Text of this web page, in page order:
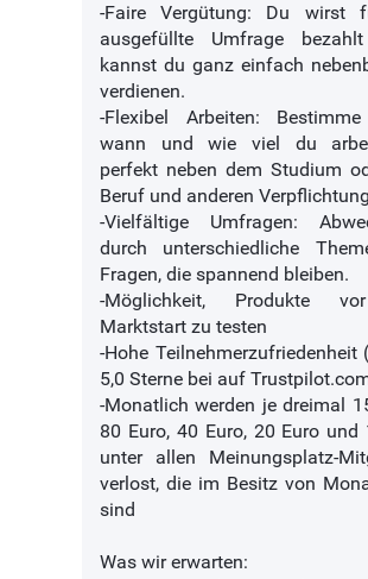
-Faire Vergütung: Du wirst
ausgefüllte Umfrage
kannst du ganz einfach
verdienen.
-Flexibel Arbeiten:
wann und wie viel du
perfekt neben dem Studium
Beruf und anderen
-Vielfältige Umfragen:
durch unterschiedliche
Fragen, die spannend bleiben.
-Möglichkeit, Produkte
Marktstart zu testen
-Hohe Teilnehmerzufriedenheit
5,0 Sterne bei auf
-Monatlich werden je dreimal
80 Euro, 40 Euro, 20 Euro und
unter allen Meinungsplatz-
verlost, die im Besitz von
sind
Was wir erwarten: